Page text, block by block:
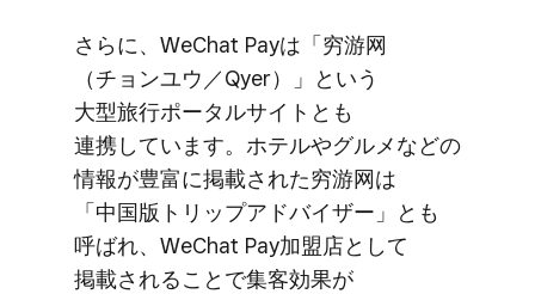
さらに、​WeChat Payは​「穷游网​
（チョンユウ／Qyer）」と​いう​
大型旅行ポータルサイトとも​
連携しています。​ホテルや​グルメなどの​
情報が​豊富に​掲載された​穷游网は​
「中国版トリップアドバイザー」とも​
呼ばれ、​WeChat Pay加盟店と​して​
掲載される​ことで​集客効果が​